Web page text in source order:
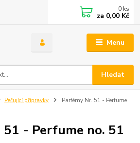
Menu
Hledat
0 ks
za 0,00 Kč
Pečující přípravky
Parfémy Nr. 51 - Perfume
- Perfume no. 51